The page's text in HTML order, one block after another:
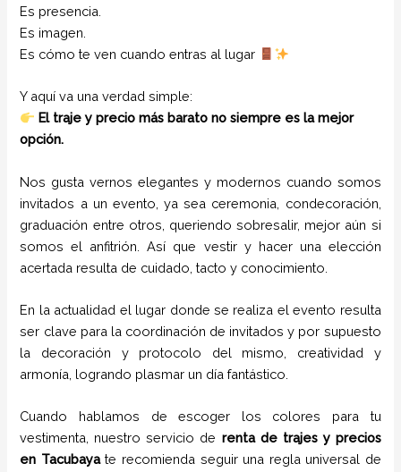
Es presencia.
Es imagen.
Es cómo te ven cuando entras al lugar
Y aquí va una verdad simple:
El traje y precio más barato no siempre es la mejor
opción.
Nos gusta vernos elegantes y modernos cuando somos
invitados a un evento, ya sea ceremonia, condecoración,
graduación entre otros, queriendo sobresalir, mejor aún si
somos el anfitrión. Así que vestir y hacer una elección
acertada resulta de cuidado, tacto y conocimiento.
En la actualidad el lugar donde se realiza el evento resulta
ser clave para la coordinación de invitados y por supuesto
la decoración y protocolo del mismo, creatividad y
armonía, logrando plasmar un día fantástico.
Cuando hablamos de escoger los colores para tu
vestimenta, nuestro servicio de renta de trajes y precios
en Tacubayate recomienda seguir una regla universal de